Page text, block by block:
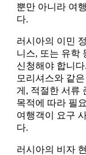
뿐만 아니라 여
다.
러시아의 이민
니스, 또는 유학
신청해야 합니
모리셔스와 같
게, 적절한 서류
목적에 따라 필
여행객이 요구
다.
러시아의 비자